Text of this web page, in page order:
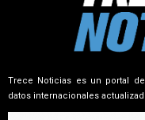
Trece Noticias es un portal
datos internacionales